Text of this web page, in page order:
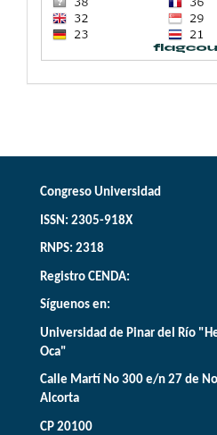
Congreso Universidad
ISSN: 2305-918X
RNPS: 2318
Registro CENDA:
Síguenos en:
Universidad de Pinar del Río
Oca"
Calle Martí No 300 e/n 27 de
Alcorta
CP 20100